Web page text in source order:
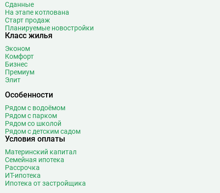
Сданные
На этапе котлована
Старт продаж
Планируемые новостройки
Класс жилья
Эконом
Комфорт
Бизнес
Премиум
Элит
Особенности
Рядом с водоёмом
Рядом с парком
Рядом со школой
Рядом с детским садом
Условия оплаты
Материнский капитал
Семейная ипотека
Рассрочка
ИТ-ипотека
Ипотека от застройщика